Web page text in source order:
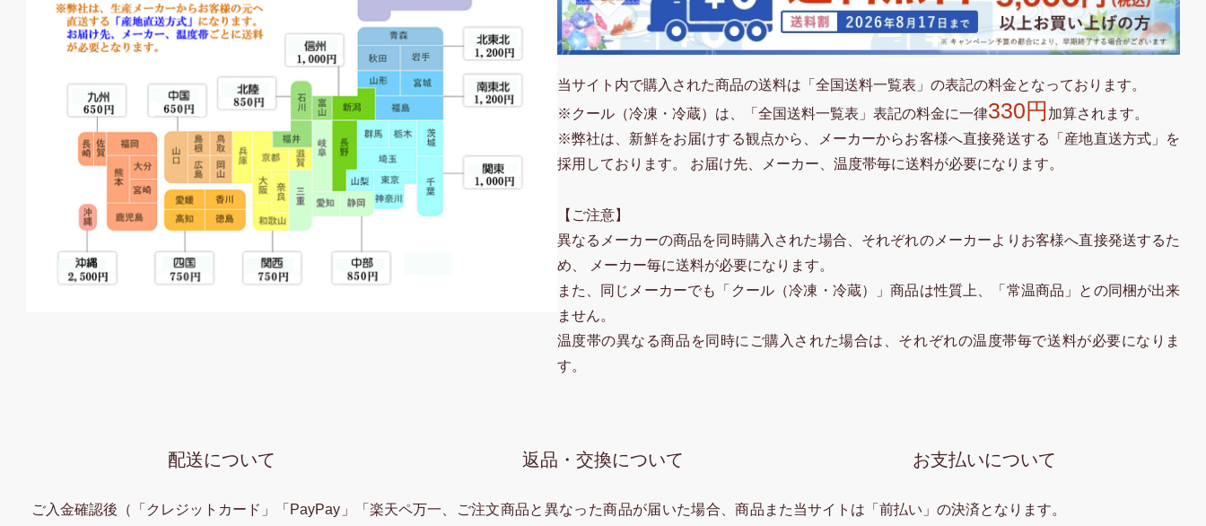
当サイト内で購入された商品の送料は「全国送料一覧表」の表記の料金となっております。
※クール（冷凍・冷蔵）は、「全国送料一覧表」表記の料金に一律330円 加算されます。
※弊社は、新鮮をお届けする観点から、メーカーからお客様へ直接発送する「産地直送方式」を
採用しております。 お届け先、メーカー、温度帯毎に送料が必要になります。
【ご注意】
異なるメーカーの商品を同時購入された場合、それぞれのメーカーよりお客様へ直接発送するた
め、 メーカー毎に送料が必要になります。
また、同じメーカーでも「クール（冷凍・冷蔵）」商品は性質上、「常温商品」との同梱が出来
ません。
温度帯の異なる商品を同時にご購入された場合は、それぞれの温度帯毎で送料が必要になりま
す。
配送について
ご入金確認後（「クレジットカード」「PayPay」「楽天ペ
返品・交換について
万一、ご注文商品と異なった商品が届いた場合、商品また
お支払いについて
当サイトは「前払い」の決済となります。